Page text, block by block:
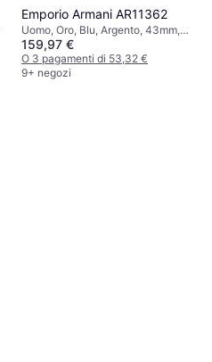
Emporio Armani AR11362
Uomo, Oro, Blu, Argento, 43mm,
Analogico, Quarzo
159,97 €
O 3 pagamenti di 53,32 €
9+ negozi